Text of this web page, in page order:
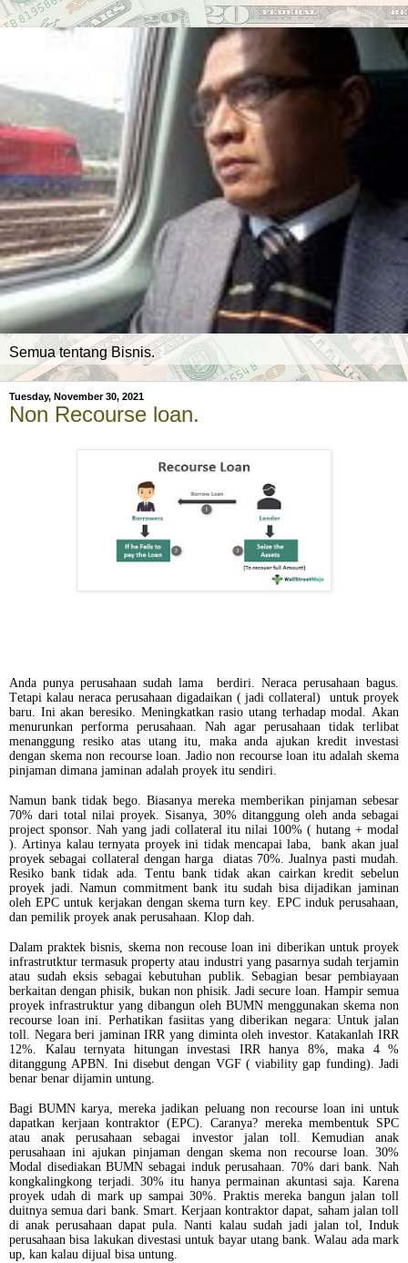
Semua tentang Bisnis.
Tuesday, November 30, 2021
Non Recourse loan.
Anda punya perusahaan sudah lama berdiri. Neraca perusahaan bagus.
Tetapi kalau neraca perusahaan digadaikan ( jadi collateral) untuk proyek
baru. Ini akan beresiko. Meningkatkan rasio utang terhadap modal. Akan
menurunkan performa perusahaan. Nah agar perusahaan tidak terlibat
menanggung resiko atas utang itu, maka anda ajukan kredit investasi
dengan skema non recourse loan. Jadio non recourse loan itu adalah skema
pinjaman dimana jaminan adalah proyek itu sendiri.
Namun bank tidak bego. Biasanya mereka memberikan pinjaman sebesar
70% dari total nilai proyek. Sisanya, 30% ditanggung oleh anda sebagai
project sponsor. Nah yang jadi collateral itu nilai 100% ( hutang + modal
). Artinya kalau ternyata proyek ini tidak mencapai laba, bank akan jual
proyek sebagai collateral dengan harga diatas 70%. Jualnya pasti mudah.
Resiko bank tidak ada. Tentu bank tidak akan cairkan kredit sebelun
proyek jadi. Namun commitment bank itu sudah bisa dijadikan jaminan
oleh EPC untuk kerjakan dengan skema turn key. EPC induk perusahaan,
dan pemilik proyek anak perusahaan. Klop dah.
Dalam praktek bisnis, skema non recouse loan ini diberikan untuk proyek
infrastrutktur termasuk property atau industri yang pasarnya sudah terjamin
atau sudah eksis sebagai kebutuhan publik. Sebagian besar pembiayaan
berkaitan dengan phisik, bukan non phisik. Jadi secure loan. Hampir semua
proyek infrastruktur yang dibangun oleh BUMN menggunakan skema non
recourse loan ini. Perhatikan fasiitas yang diberikan negara: Untuk jalan
toll. Negara beri jaminan IRR yang diminta oleh investor. Katakanlah IRR
12%. Kalau ternyata hitungan investasi IRR hanya 8%, maka 4 %
ditanggung APBN. Ini disebut dengan VGF ( viability gap funding). Jadi
benar benar dijamin untung.
Bagi BUMN karya, mereka jadikan peluang non recourse loan ini untuk
dapatkan kerjaan kontraktor (EPC). Caranya? mereka membentuk SPC
atau anak perusahaan sebagai investor jalan toll. Kemudian anak
perusahaan ini ajukan pinjaman dengan skema non recourse loan. 30%
Modal disediakan BUMN sebagai induk perusahaan. 70% dari bank. Nah
kongkalingkong terjadi. 30% itu hanya permainan akuntasi saja. Karena
proyek udah di mark up sampai 30%. Praktis mereka bangun jalan toll
duitnya semua dari bank. Smart. Kerjaan kontraktor dapat, saham jalan toll
di anak perusahaan dapat pula. Nanti kalau sudah jadi jalan tol, Induk
perusahaan bisa lakukan divestasi untuk bayar utang bank. Walau ada mark
up, kan kalau dijual bisa untung.